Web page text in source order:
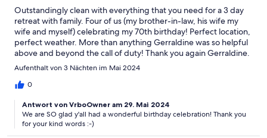
Outstandingly clean with everything that you need for a 3 day
retreat with family. Four of us (my brother-in-law, his wife my
wife and myself) celebrating my 70th birthday! Perfect location,
perfect weather. More than anything Gerraldine was so helpful
above and beyond the call of duty! Thank you again Gerraldine.
You are the BEST!!!
Aufenthalt von 3 Nächten im Mai 2024
0
Antwort von VrboOwner am 29. Mai 2024
We are SO glad y'all had a wonderful birthday celebration! Thank you
for your kind words :-)